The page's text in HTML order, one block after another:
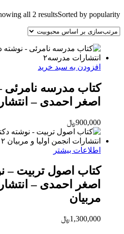
all 2 resultsSorted by popularity
افزودن به سبد خرید
کتاب مدرسه نامرئی
اصغر احمدی –
900,000﷼
اطلاعات بیشتر
کتاب اصول تربیت –
اصغر احمدی –
مربیان
1,300,000﷼